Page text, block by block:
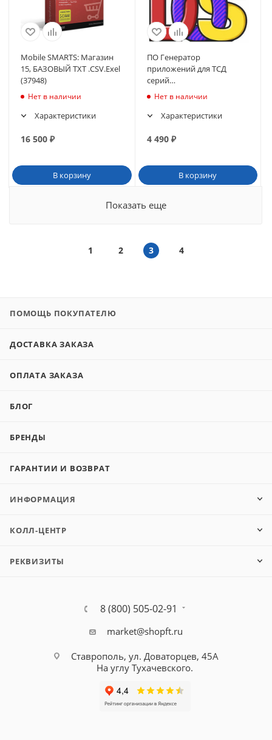
Mobile SMARTS: Магазин
15, БАЗОВЫЙ TXT .CSV.Exel
(37948)
Нет в наличии
Характеристики
16 500 ₽
В корзину
ПО Генератор
приложений для ТСД
серий
8000/8001/82x0/8300/86x0
Нет в наличии
Характеристики
4 490₽
В корзину
Показать еще
1 2 3 4
ПОМОЩЬ ПОКУПАТЕЛЮ
ДОСТАВКА ЗАКАЗА
ОПЛАТА ЗАКАЗА
БЛОГ
БРЕНДЫ
ГАРАНТИИ И ВОЗВРАТ
ИНФОРМАЦИЯ
КОЛЛ-ЦЕНТР
РЕКВИЗИТЫ
8 (800) 505-02-91
market@shopft.ru
Ставрополь, ул. Доваторцев, 45А
На углу Тухачевского.